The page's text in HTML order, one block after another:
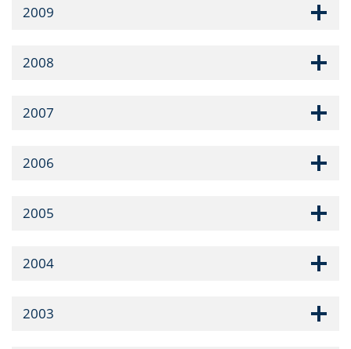
2009
2008
2007
2006
2005
2004
2003